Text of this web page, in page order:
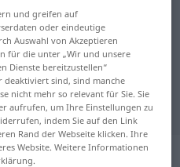
Übersetzung für
und greifen auf
oder eindeutige
Auswahl von Akzeptieren
für die unter „Wir und unsere
Dienste bereitzustellen“
deaktiviert sind, sind manche
nicht mehr so relevant für Sie. Sie
aufrufen, um Ihre Einstellungen zu
indem Sie auf den Link
Rand der Webseite klicken. Ihre
Website. Weitere Informationen